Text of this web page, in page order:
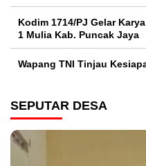
Kodim 1714/PJ Gelar
1 Mulia Kab. Puncak Jaya
Wapang TNI Tinjau
SEPUTAR DESA